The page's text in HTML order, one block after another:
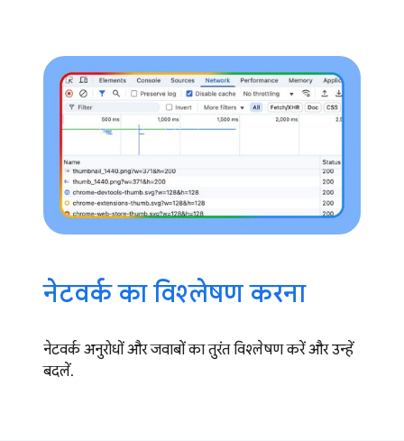
नेटवर्क का विश्लेषण करना
नेटवर्क अनुरोधों और जवाबों का तुरंत विश्लेषण करें और उन्हें
बदलें.